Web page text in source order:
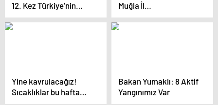
12. Kez Türkiye’nin
Zirvesinde
Muğla İl
Temsilciliği’nde Yasin-i
Şerif Okundu
Yine kavrulacağız!
Sıcaklıklar bu hafta
daha da artacak
Bakan Yumaklı: 8 Aktif
Yangınımız Var